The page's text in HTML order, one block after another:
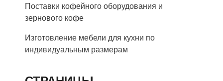
Поставки кофейного оборудования и
зернового кофе
Изготовление мебели для кухни по
индивидуальным размерам